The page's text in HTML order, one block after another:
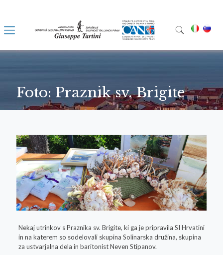
Foto: Praznik sv. Brigite
Nekaj utrinkov s Praznika sv. Brigite, ki ga je pripravila SI Hrvatini
in na katerem so sodelovali skupina Solinarska družina, skupina
za ustvarjalna dela in baritonist Neven Stipanov.